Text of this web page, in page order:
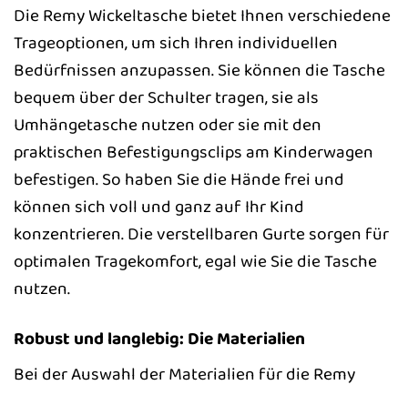
Die Remy Wickeltasche bietet Ihnen verschiedene
Trageoptionen, um sich Ihren individuellen
Bedürfnissen anzupassen. Sie können die Tasche
bequem über der Schulter tragen, sie als
Umhängetasche nutzen oder sie mit den
praktischen Befestigungsclips am Kinderwagen
befestigen. So haben Sie die Hände frei und
können sich voll und ganz auf Ihr Kind
konzentrieren. Die verstellbaren Gurte sorgen für
optimalen Tragekomfort, egal wie Sie die Tasche
nutzen.
Robust und langlebig: Die Materialien
Bei der Auswahl der Materialien für die Remy